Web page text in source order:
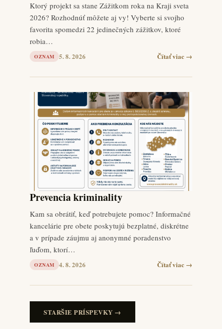
Ktorý projekt sa stane Zážitkom roka na Kraji sveta
2026? Rozhodnúť môžete aj vy! Vyberte si svojho
favorita spomedzi 22 jedinečných zážitkov, ktoré
robia…
OZNAM 5. 8. 2026 Čítať viac →
Prevencia kriminality
Kam sa obrátiť, keď potrebujete pomoc? Informačné
kancelárie pre obete poskytujú bezplatné, diskrétne
a v prípade záujmu aj anonymné poradenstvo
ľuďom, ktorí…
OZNAM 4. 8. 2026 Čítať viac →
STARŠIE PRÍSPEVKY →